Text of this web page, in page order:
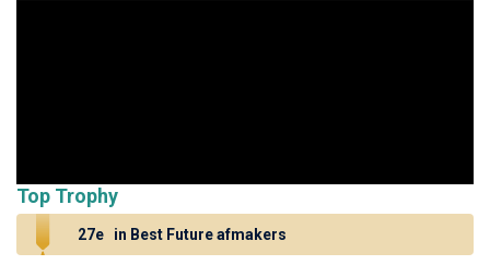
Top Trophy
27e in Best Future afmakers